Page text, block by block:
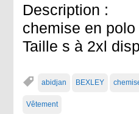
Description :
chemise en
Taille s à 2xl
abidjan BEXLEY
Vêtement